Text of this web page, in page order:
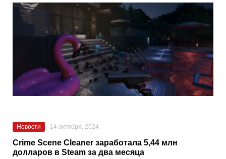
Новости 14 октября, 2024
Crime Scene Cleaner заработала 5,44 млн
долларов в Steam за два месяца